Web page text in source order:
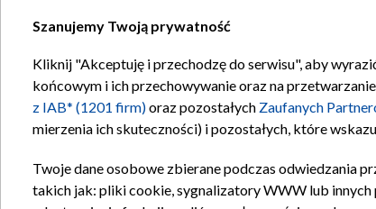
Regulamin
Szanujemy Twoją prywatność
Kliknij "Akceptuję i przechodzę do serwisu", aby
końcowym i ich przechowywanie oraz na
z IAB* (1201 firm)oraz pozostałych Zaufanych
mierzenia ich skuteczności) i pozostałych, które
Twoje dane osobowe zbierane podczas odwiedzania
takich jak: pliki cookie, sygnalizatory WWW lub innych